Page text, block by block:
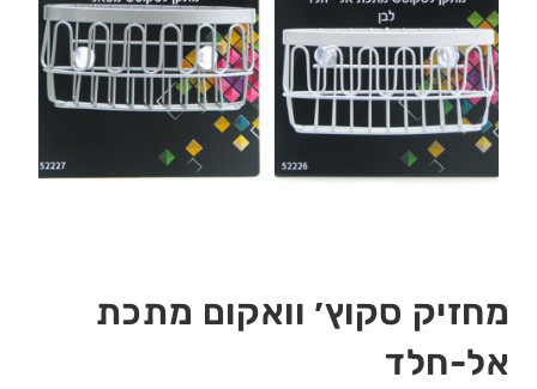
מחזיק סקוץ׳ וואקום מתכת
אל-חלד